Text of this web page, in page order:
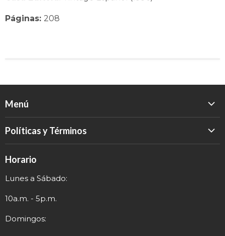
Páginas: 208
Menú
Eventos
Políticas y Términos
Política de Privacidad
Términos y Envío
Información de Contacto
Horario
Lunes a Sábado:
10a.m. - 5p.m.
Domingos: